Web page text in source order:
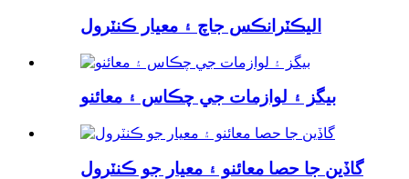
اليڪٽرانڪس جاچ ۽ معيار ڪنٽرول
بيگز ۽ لوازمات جي چڪاس ۽ معائنو
گاڏين جا حصا معائنو ۽ معيار جو ڪنٽرول